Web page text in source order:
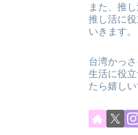
また、推
推し活に
いきます。
台湾かっ
生活に役
たら嬉しい